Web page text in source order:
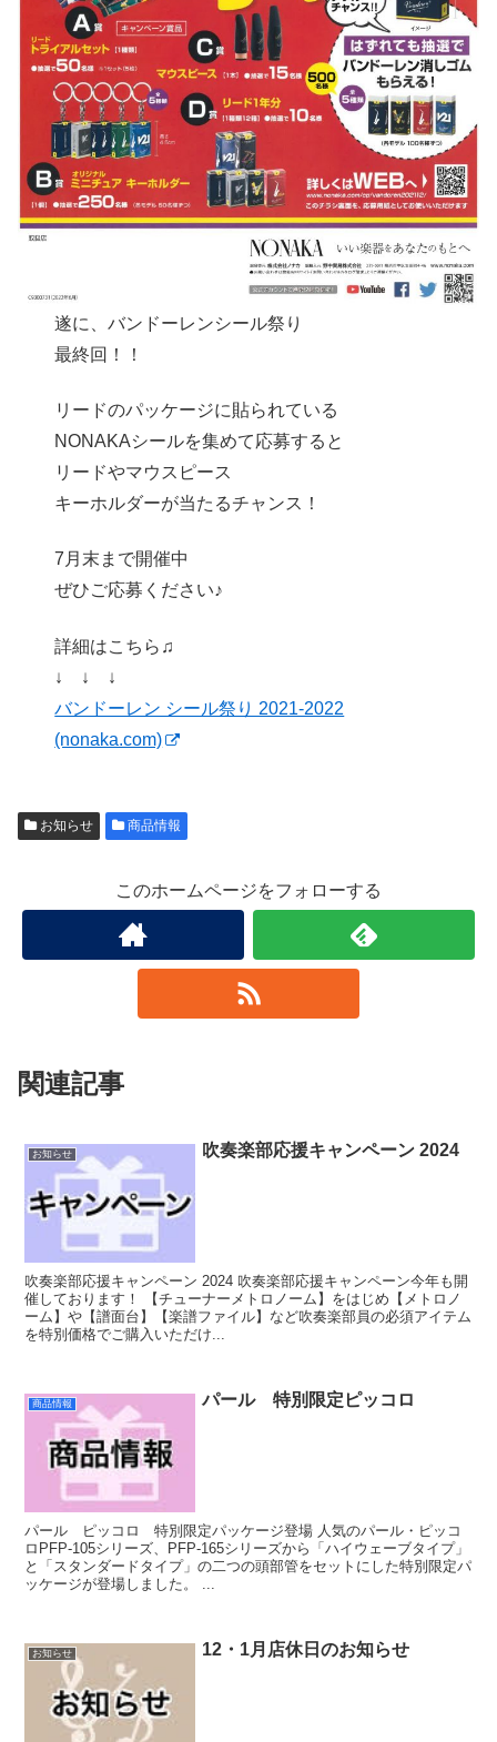
遂に、バンドーレンシール祭り
最終回！！
リードのパッケージに貼られている
NONAKAシールを集めて応募すると
リードやマウスピース
キーホルダーが当たるチャンス！
7月末まで開催中
ぜひご応募ください♪
詳細はこちら♫
↓ ↓ ↓
バンドーレン シール祭り 2021-2022
(nonaka.com)
お知らせ 商品情報
このホームページをフォローする
関連記事
お知らせ 吹奏楽部応援キャンペーン 2024
吹奏楽部応援キャンペーン 2024 吹奏楽部応援キャンペーン今年も開
催しております！ 【チューナーメトロノーム】をはじめ【メトロノ
ーム】や【譜面台】【楽譜ファイル】など吹奏楽部員の必須アイテム
を特別価格でご購入いただけ...
商品情報 パール 特別限定ピッコロ
パール ピッコロ 特別限定パッケージ登場 人気のパール・ピッコ
ロPFP-105シリーズ、PFP-165シリーズから「ハイウェーブタイプ」
と「スタンダードタイプ」の二つの頭部管をセットにした特別限定パ
ッケージが登場しました。 ...
お知らせ 12・1月店休日のお知らせ